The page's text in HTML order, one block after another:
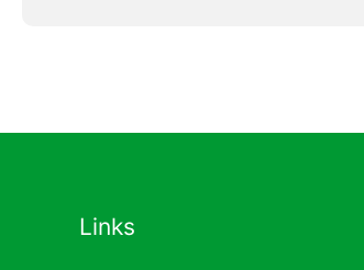
Links